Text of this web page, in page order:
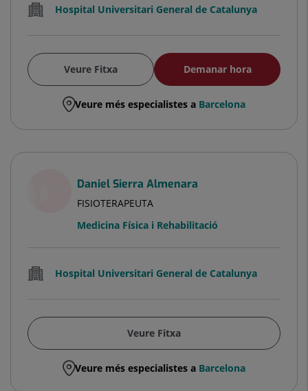
Hospital Universitari General de Catalunya
Veure Fitxa Demanar hora
Veure més especialistes a Barcelona
Daniel Sierra Almenara
FISIOTERAPEUTA
Medicina Física i Rehabilitació
Hospital Universitari General de Catalunya
Veure Fitxa
Veure més especialistes a Barcelona